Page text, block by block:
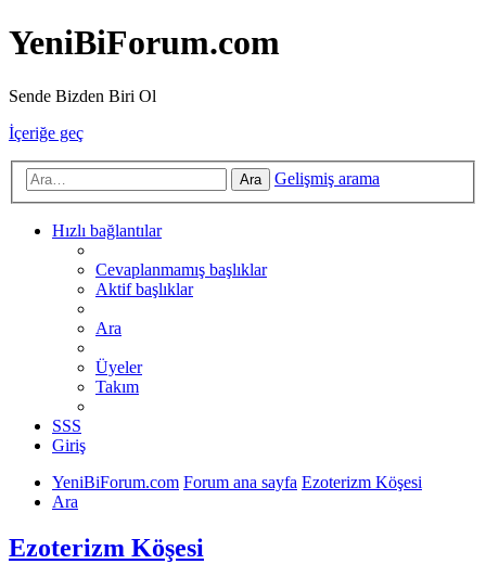
YeniBiForum.com
Sende Bizden Biri Ol
İçeriğe geç
Ara Gelişmiş arama
Hızlı bağlantılar
Cevaplanmamış başlıklar
Aktif başlıklar
Ara
Üyeler
Takım
SSS
Giriş
YeniBiForum.com Forum ana sayfa Ezoterizm Köşesi
Ara
Ezoterizm Köşesi